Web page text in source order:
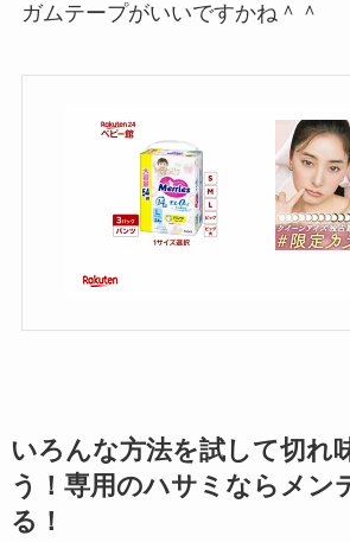
ガムテープがいいですかね＾＾
いろんな方法を試して切れ
う！専用のハサミならメン
る！